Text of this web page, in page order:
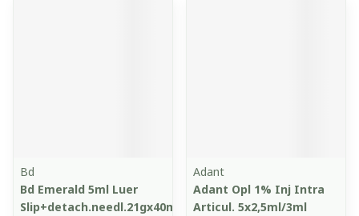
Bd
Bd Emerald 5ml Luer
Slip+detach.needl.21gx40mm
Adant
Adant Opl 1% Inj Intra
Articul. 5x2,5ml/3ml